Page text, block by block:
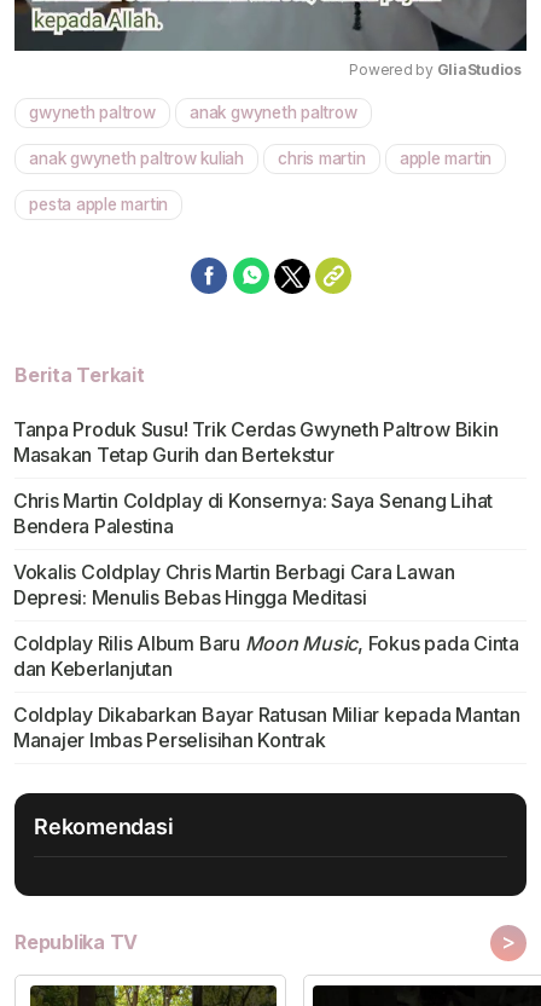
Powered by GliaStudios
gwyneth paltrow anak gwyneth paltrow
anak gwyneth paltrow kuliah chris martin apple martin
pesta apple martin
Berita Terkait
Tanpa Produk Susu! Trik Cerdas Gwyneth Paltrow Bikin
Masakan Tetap Gurih dan Bertekstur
Chris Martin Coldplay di Konsernya: Saya Senang Lihat
Bendera Palestina
Vokalis Coldplay Chris Martin Berbagi Cara Lawan
Depresi: Menulis Bebas Hingga Meditasi
Coldplay Rilis Album Baru Moon Music, Fokus pada Cinta
dan Keberlanjutan
Coldplay Dikabarkan Bayar Ratusan Miliar kepada Mantan
Manajer Imbas Perselisihan Kontrak
Rekomendasi
Republika TV >